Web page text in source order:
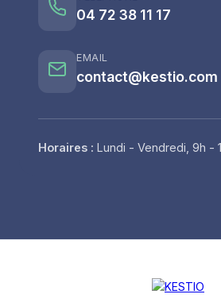
04 72 38 11 17
EMAIL
contact@kestio.com
Horaires : Lundi - Vendredi, 9h -